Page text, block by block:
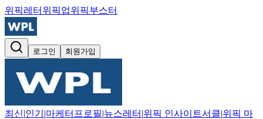
위픽레터 위픽업위픽부스터
로그인 회원가입
최신|인기 |마케터프로필|뉴스레터 |위픽 인사이트서클|위픽 마